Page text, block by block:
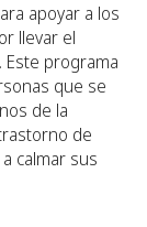
apoyar a los
llevar el
programa
que se
de la
de
calmar sus